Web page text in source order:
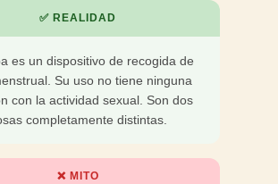
✅ REALIDAD
es un dispositivo de recogida de
Su uso no tiene ninguna
con la actividad sexual. Son dos
completamente distintas.
❌ MITO